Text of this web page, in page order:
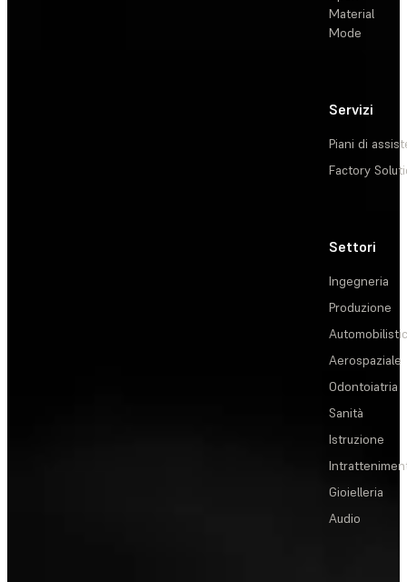
Material
Mode
Servizi
Piani di
Factory
Settori
Ingegneria
Produzione
Aerospaziale
Odontoiatria
Sanità
Istruzione
Gioielleria
Audio